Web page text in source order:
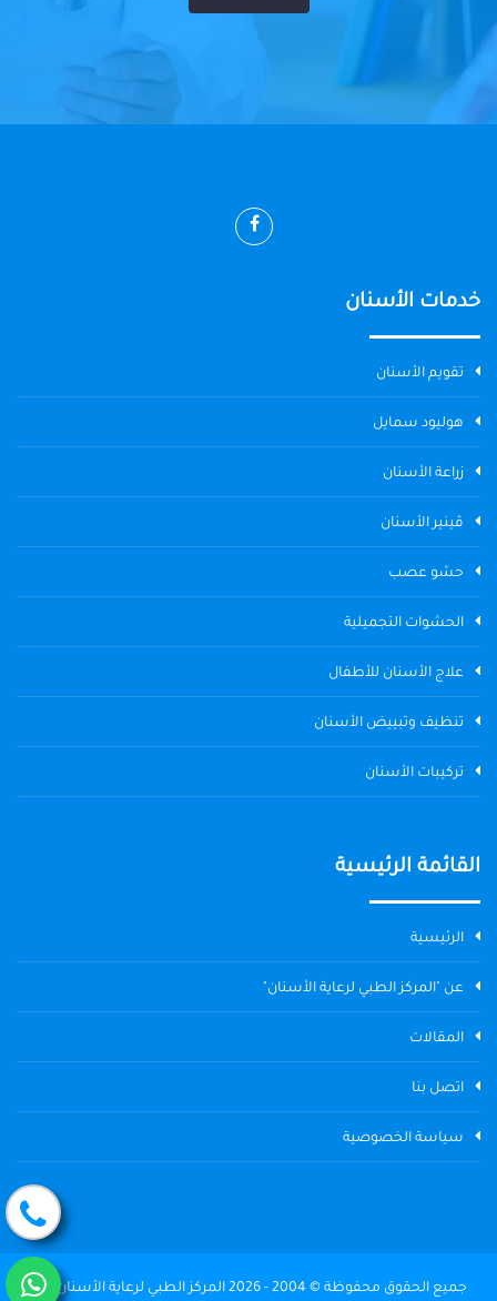
خدمات الأسنان
تقويم الأسنان
هوليود سمايل
زراعة الأسنان
ڤينير الأسنان
حشو عصب
الحشوات التجميلية
علاج الأسنان للأطفال
تنظيف وتبييض الأسنان
تركيبات الأسنان
القائمة الرئيسية
الرئيسية
عن "المركز الطبي لرعاية الأسنان"
المقالات
اتصل بنا
سياسة الخصوصية
جميع الحقوق محفوظة © 2004 - 2026 المركز الطبي لرعاية الأسنان The